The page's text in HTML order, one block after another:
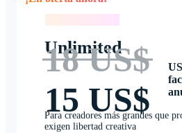
Unlimited
18 US$
15 US$
Para creadores más grandes que
exigen libertad creativa